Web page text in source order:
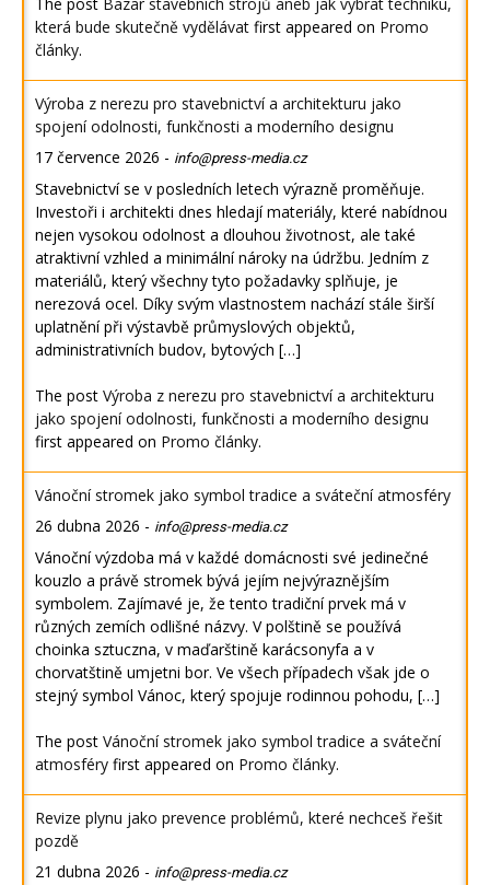
The post Bazar stavebních strojů aneb jak vybrat techniku,
která bude skutečně vydělávat first appeared on Promo
články.
Výroba z nerezu pro stavebnictví a architekturu jako
spojení odolnosti, funkčnosti a moderního designu
17 července 2026 - info@press-media.cz
Stavebnictví se v posledních letech výrazně proměňuje.
Investoři i architekti dnes hledají materiály, které nabídnou
nejen vysokou odolnost a dlouhou životnost, ale také
atraktivní vzhled a minimální nároky na údržbu. Jedním z
materiálů, který všechny tyto požadavky splňuje, je
nerezová ocel. Díky svým vlastnostem nachází stále širší
uplatnění při výstavbě průmyslových objektů,
administrativních budov, bytových […]
The post Výroba z nerezu pro stavebnictví a architekturu
jako spojení odolnosti, funkčnosti a moderního designu
first appeared on Promo články.
Vánoční stromek jako symbol tradice a sváteční atmosféry
26 dubna 2026 - info@press-media.cz
Vánoční výzdoba má v každé domácnosti své jedinečné
kouzlo a právě stromek bývá jejím nejvýraznějším
symbolem. Zajímavé je, že tento tradiční prvek má v
různých zemích odlišné názvy. V polštině se používá
choinka sztuczna, v maďarštině karácsonyfa a v
chorvatštině umjetni bor. Ve všech případech však jde o
stejný symbol Vánoc, který spojuje rodinnou pohodu, […]
The post Vánoční stromek jako symbol tradice a sváteční
atmosféry first appeared on Promo články.
Revize plynu jako prevence problémů, které nechceš řešit
pozdě
21 dubna 2026 - info@press-media.cz